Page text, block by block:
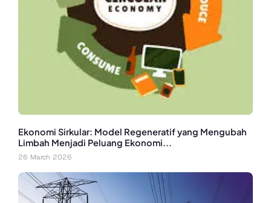
Ekonomi Sirkular: Model Regeneratif yang Mengubah
Limbah Menjadi Peluang Ekonomi...
26 March 2026